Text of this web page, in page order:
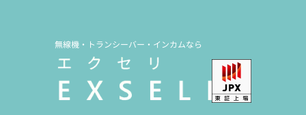
無線機・トランシーバー・インカムなら